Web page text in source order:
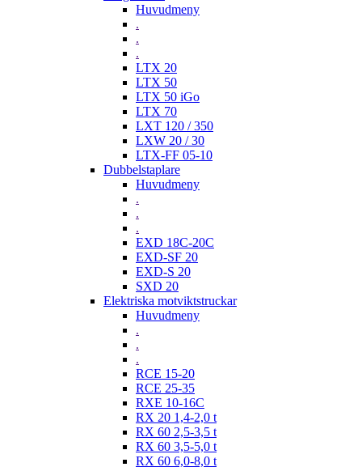
Huvudmeny
.
.
.
LTX 20
LTX 50
LTX 50 iGo
LTX 70
LXT 120 / 350
LXW 20 / 30
LTX-FF 05-10
Dubbelstaplare
Huvudmeny
.
.
.
EXD 18C-20C
EXD-SF 20
EXD-S 20
SXD 20
Elektriska motviktstruckar
Huvudmeny
.
.
.
RCE 15-20
RCE 25-35
RXE 10-16C
RX 20 1,4-2,0 t
RX 60 2,5-3,5 t
RX 60 3,5-5,0 t
RX 60 6,0-8,0 t